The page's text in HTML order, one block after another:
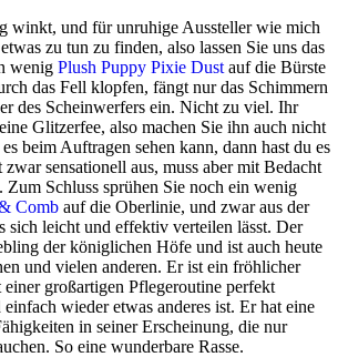
winkt, und für unruhige Aussteller wie mich
zu tun zu finden, also lassen Sie uns das
wenig Plush Puppy Pixie Dust auf die Bürste
das Fell klopfen, fängt nur das Schimmern
des Scheinwerfers ein. Nicht zu viel. Ihr
Glitzerfee, also machen Sie ihn auch nicht
beim Auftragen sehen kann, dann hast du es
zwar sensationell aus, muss aber mit Bedacht
Zum Schluss sprühen Sie noch ein wenig
Comb auf die Oberlinie, und zwar aus der
sich leicht und effektiv verteilen lässt. Der
der königlichen Höfe und ist auch heute
und vielen anderen. Er ist ein fröhlicher
großartigen Pflegeroutine perfekt
wieder etwas anderes ist. Er hat eine
in seiner Erscheinung, die nur
So eine wunderbare Rasse.